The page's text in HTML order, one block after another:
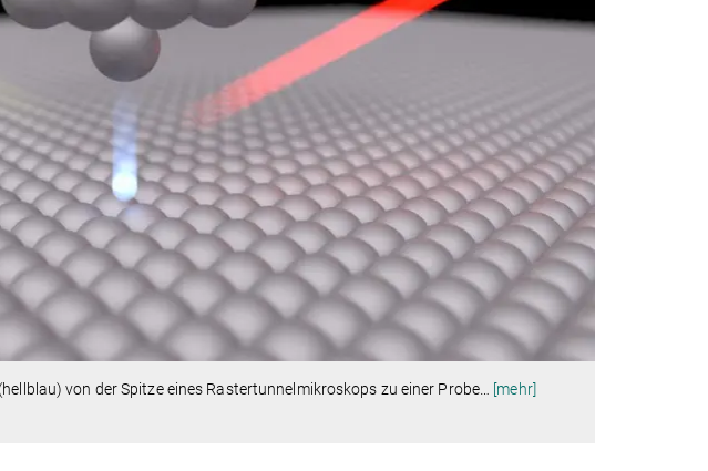
von der Spitze eines Rastertunnelmikroskops zu einer Probe
[mehr]